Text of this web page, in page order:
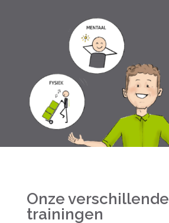
Onze verschillende
trainingen